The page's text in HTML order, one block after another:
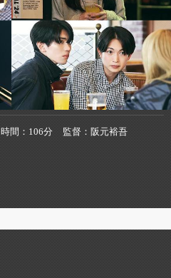
時間 106分 監督
阪元裕吾